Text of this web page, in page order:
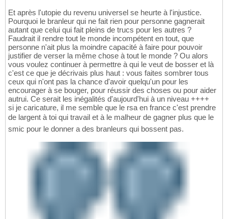
Et après l'utopie du revenu universel se heurte à l'injustice.
Pourquoi le branleur qui ne fait rien pour personne gagnerait
autant que celui qui fait pleins de trucs pour les autres ?
Faudrait il rendre tout le monde incompétent en tout, que
personne n'ait plus la moindre capacité à faire pour pouvoir
justifier de verser la même chose à tout le monde ? Ou alors
vous voulez continuer à permettre à qui le veut de bosser et là
c'est ce que je décrivais plus haut : vous faites sombrer tous
ceux qui n'ont pas la chance d'avoir quelqu'un pour les
encourager à se bouger, pour réussir des choses ou pour aider
autrui. Ce serait les inégalités d'aujourd'hui à un niveau ++++
si je caricature, il me semble que le rsa en france c'est prendre
de largent à toi qui travail et à le malheur de gagner plus que le
smic pour le donner a des branleurs qui bossent pas.